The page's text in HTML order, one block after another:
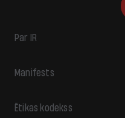
Par IR
Manifests
Ētikas kodekss